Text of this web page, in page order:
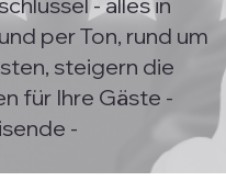
per Ton, rund um
steigern die
für Ihre Gäste -
-